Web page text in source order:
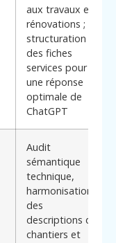
aux travaux et
rénovations ;
structuration
des fiches
services pour
une réponse
optimale de
ChatGPT
Audit
sémantique
technique,
harmonisation
des
descriptions de
chantiers et